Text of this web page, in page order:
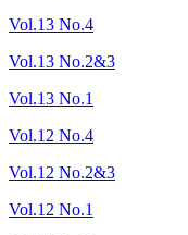
Vol.13 No.4
Vol.13 No.2&3
Vol.13 No.1
Vol.12 No.4
Vol.12 No.2&3
Vol.12 No.1